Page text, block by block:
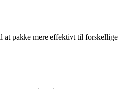
pakke mere effektivt til